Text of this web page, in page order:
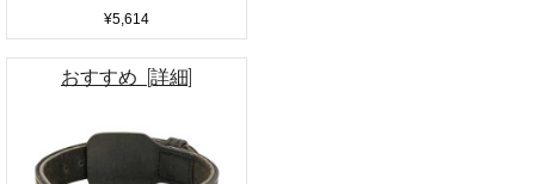
¥5,614
おすすめ [詳細]